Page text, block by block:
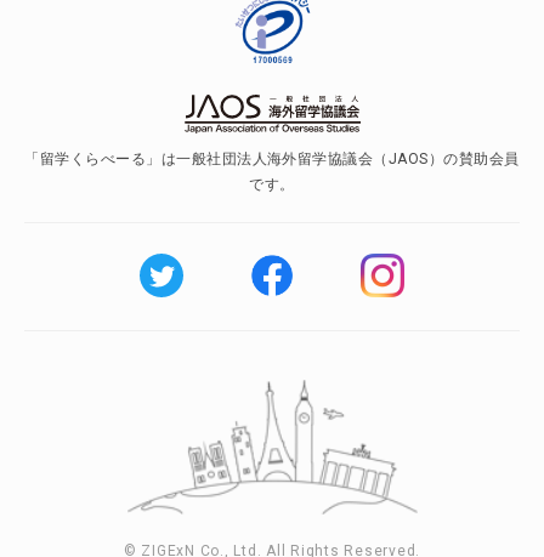
「留学くらべーる」は一般社団法人海外留学協議会（JAOS）の賛助会員
です。
© ZIGExN Co., Ltd. All Rights Reserved.